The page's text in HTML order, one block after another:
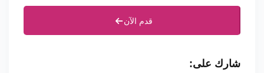
قدم الآن
شارك على: